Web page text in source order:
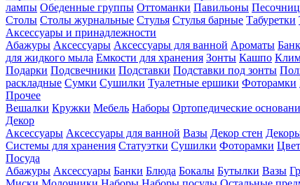
лампы Обеденные группы Оттоманки Павильоны
Столы Столы журнальные Стулья Стулья барные Табуретки
Аксессуары и принадлежности
Абажуры Аксессуары Аксессуары для ванной Ароматы
для жидкого мыла Емкости для хранения Зонты Кашпо
Подарки Подсвечники Подставки Подставки под зонты
раскладные Сумки Сушилки Туалетные ершики Фоторамки
Прочее
Вешалки Кружки Мебель Наборы Ортопедические
Декор
Аксессуары Аксессуары для ванной Вазы Декор стен
Системы для хранения Статуэтки Сушилки Фоторамки
Посуда
Абажуры Аксессуары Банки Блюда Бокалы Бутылки Вазы